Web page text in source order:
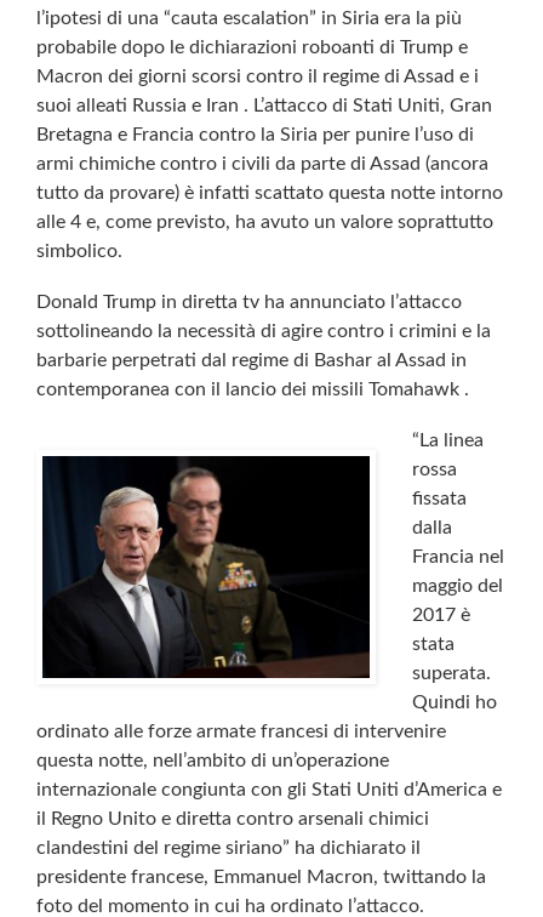
l’ipotesi di una “cauta escalation” in Siria era la più
probabile dopo le dichiarazioni roboanti di Trump e
Macron dei giorni scorsi contro il regime di Assad e i
suoi alleati Russia e Iran . L’attacco di Stati Uniti, Gran
Bretagna e Francia contro la Siria per punire l’uso di
armi chimiche contro i civili da parte di Assad (ancora
tutto da provare) è infatti scattato questa notte intorno
alle 4 e, come previsto, ha avuto un valore soprattutto
simbolico.
Donald Trump in diretta tv ha annunciato l’attacco
sottolineando la necessità di agire contro i crimini e la
barbarie perpetrati dal regime di Bashar al Assad in
contemporanea con il lancio dei missili Tomahawk .
“La linea
rossa
fissata
dalla
Francia nel
maggio del
2017 è
stata
superata.
Quindi ho
ordinato alle forze armate francesi di intervenire
questa notte, nell’ambito di un’operazione
internazionale congiunta con gli Stati Uniti d’America e
il Regno Unito e diretta contro arsenali chimici
clandestini del regime siriano” ha dichiarato il
presidente francese, Emmanuel Macron, twittando la
foto del momento in cui ha ordinato l’attacco.